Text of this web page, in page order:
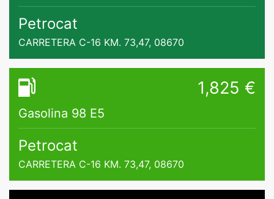
Petrocat
CARRETERA C-16 KM. 73,47, 08670
1,825 €
Gasolina 98 E5
Petrocat
CARRETERA C-16 KM. 73,47, 08670